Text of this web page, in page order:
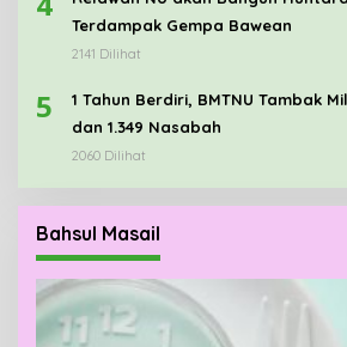
Terdampak Gempa Bawean
2141 Dilihat
5
1 Tahun Berdiri, BMTNU Tambak
dan 1.349 Nasabah
2060 Dilihat
Bahsul Masail